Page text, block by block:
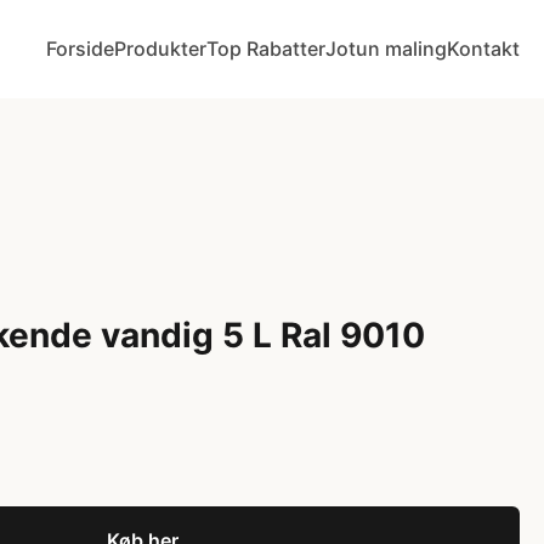
ForsideProdukterTop RabatterJotun malingKontakt
vandig 5 L Ral 9010